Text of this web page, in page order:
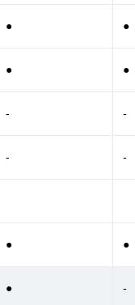
● ●
● ●
- -
- -
● ●
● -